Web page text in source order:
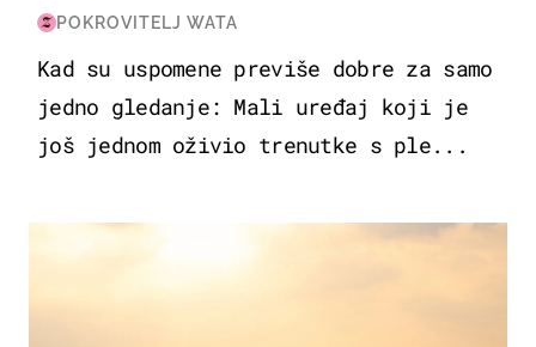
POKROVITELJ WATA
Kad su uspomene previše dobre za samo
jedno gledanje: Mali uređaj koji je
još jednom oživio trenutke s ple...